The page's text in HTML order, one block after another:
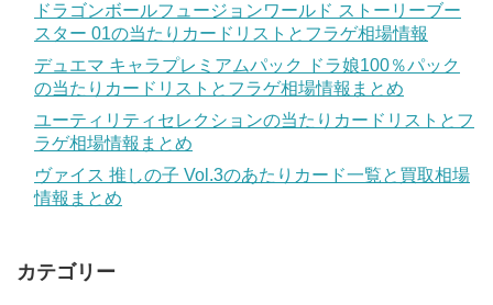
ドラゴンボールフュージョンワールド ストーリーブー
スター 01の当たりカードリストとフラゲ相場情報
デュエマ キャラプレミアムパック ドラ娘100％パック
の当たりカードリストとフラゲ相場情報まとめ
ユーティリティセレクションの当たりカードリストとフ
ラゲ相場情報まとめ
ヴァイス 推しの子 Vol.3のあたりカード一覧と買取相場
情報まとめ
カテゴリー